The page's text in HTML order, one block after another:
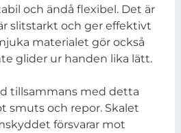
och ändå flexibel. Det är
slitstarkt och ger effektivt
materialet gör också
glider ur handen lika lätt.
tillsammans med detta
smuts och repor. Skalet
försvarar mot